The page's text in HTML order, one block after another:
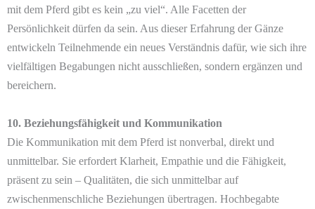
mit dem Pferd gibt es kein „zu viel“. Alle Facetten der
Persönlichkeit dürfen da sein. Aus dieser Erfahrung der Gänze
entwickeln Teilnehmende ein neues Verständnis dafür, wie sich ihre
vielfältigen Begabungen nicht ausschließen, sondern ergänzen und
bereichern.
10. Beziehungsfähigkeit und Kommunikation
Die Kommunikation mit dem Pferd ist nonverbal, direkt und
unmittelbar. Sie erfordert Klarheit, Empathie und die Fähigkeit,
präsent zu sein – Qualitäten, die sich unmittelbar auf
zwischenmenschliche Beziehungen übertragen. Hochbegabte